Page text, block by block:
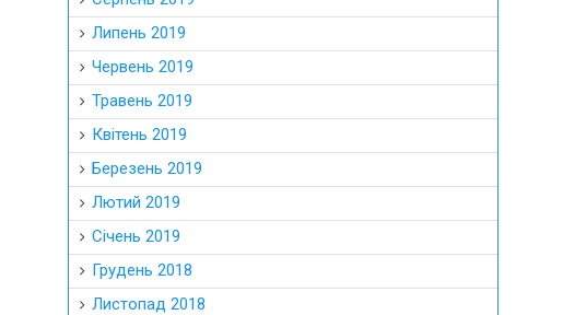
Липень 2019
Червень 2019
Травень 2019
Квітень 2019
Березень 2019
Лютий 2019
Січень 2019
Грудень 2018
Листопад 2018